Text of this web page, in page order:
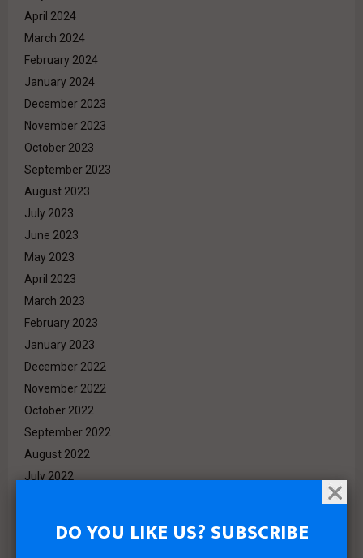
April 2024
March 2024
February 2024
January 2024
December 2023
November 2023
October 2023
September 2023
August 2023
July 2023
June 2023
May 2023
April 2023
March 2023
February 2023
January 2023
December 2022
November 2022
October 2022
September 2022
August 2022
July 2022
April 2022DO YOU LIKE US? SUBSCRIBE